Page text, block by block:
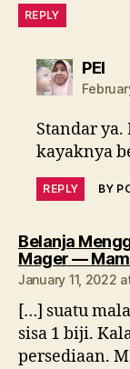
REPLY
PEI
Standar
kayaknya
REPLY BY
Belanja
Mager —
January 11, 2022
[…] suatu
sisa 1 biji.
persediaan.